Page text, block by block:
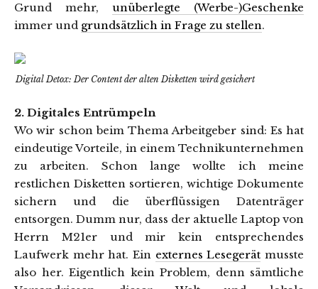
Grund mehr, unüberlegte (Werbe-)Geschenke
immer und grundsätzlich in Frage zu stellen.
Digital Detox: Der Content der alten Disketten wird gesichert
2. Digitales Entrümpeln
Wo wir schon beim Thema Arbeitgeber sind: Es hat
eindeutige Vorteile, in einem Technikunternehmen
zu arbeiten. Schon lange wollte ich meine
restlichen Disketten sortieren, wichtige Dokumente
sichern und die überflüssigen Datenträger
entsorgen. Dumm nur, dass der aktuelle Laptop von
Herrn M21er und mir kein entsprechendes
Laufwerk mehr hat. Ein externes Lesegerät musste
also her. Eigentlich kein Problem, denn sämtliche